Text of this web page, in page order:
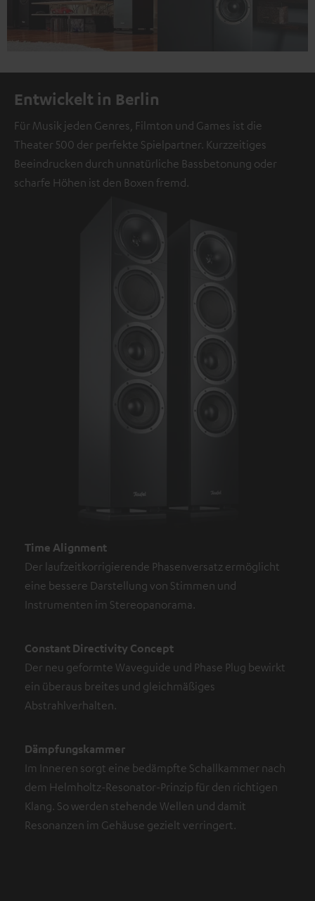
Entwickelt in Berlin
Für Musik jeden Genres, Filmton und Games ist die
Theater 500 der perfekte Spielpartner. Kurzzeitiges
Beeindrucken durch unnatürliche Bassbetonung oder
scharfe Höhen ist den Boxen fremd.
Time Alignment
Der laufzeitkorrigierende Phasenversatz ermöglicht
eine bessere Darstellung von Stimmen und
Instrumenten im Stereopanorama.
Constant Directivity Concept
Der neu geformte Waveguide und Phase Plug bewirkt
ein überaus breites und gleichmäßiges
Abstrahlverhalten.
Dämpfungskammer
Im Inneren sorgt eine bedämpfte Schallkammer nach
dem Helmholtz-Resonator-Prinzip für den richtigen
Klang. So werden stehende Wellen und damit
Resonanzen im Gehäuse gezielt verringert.